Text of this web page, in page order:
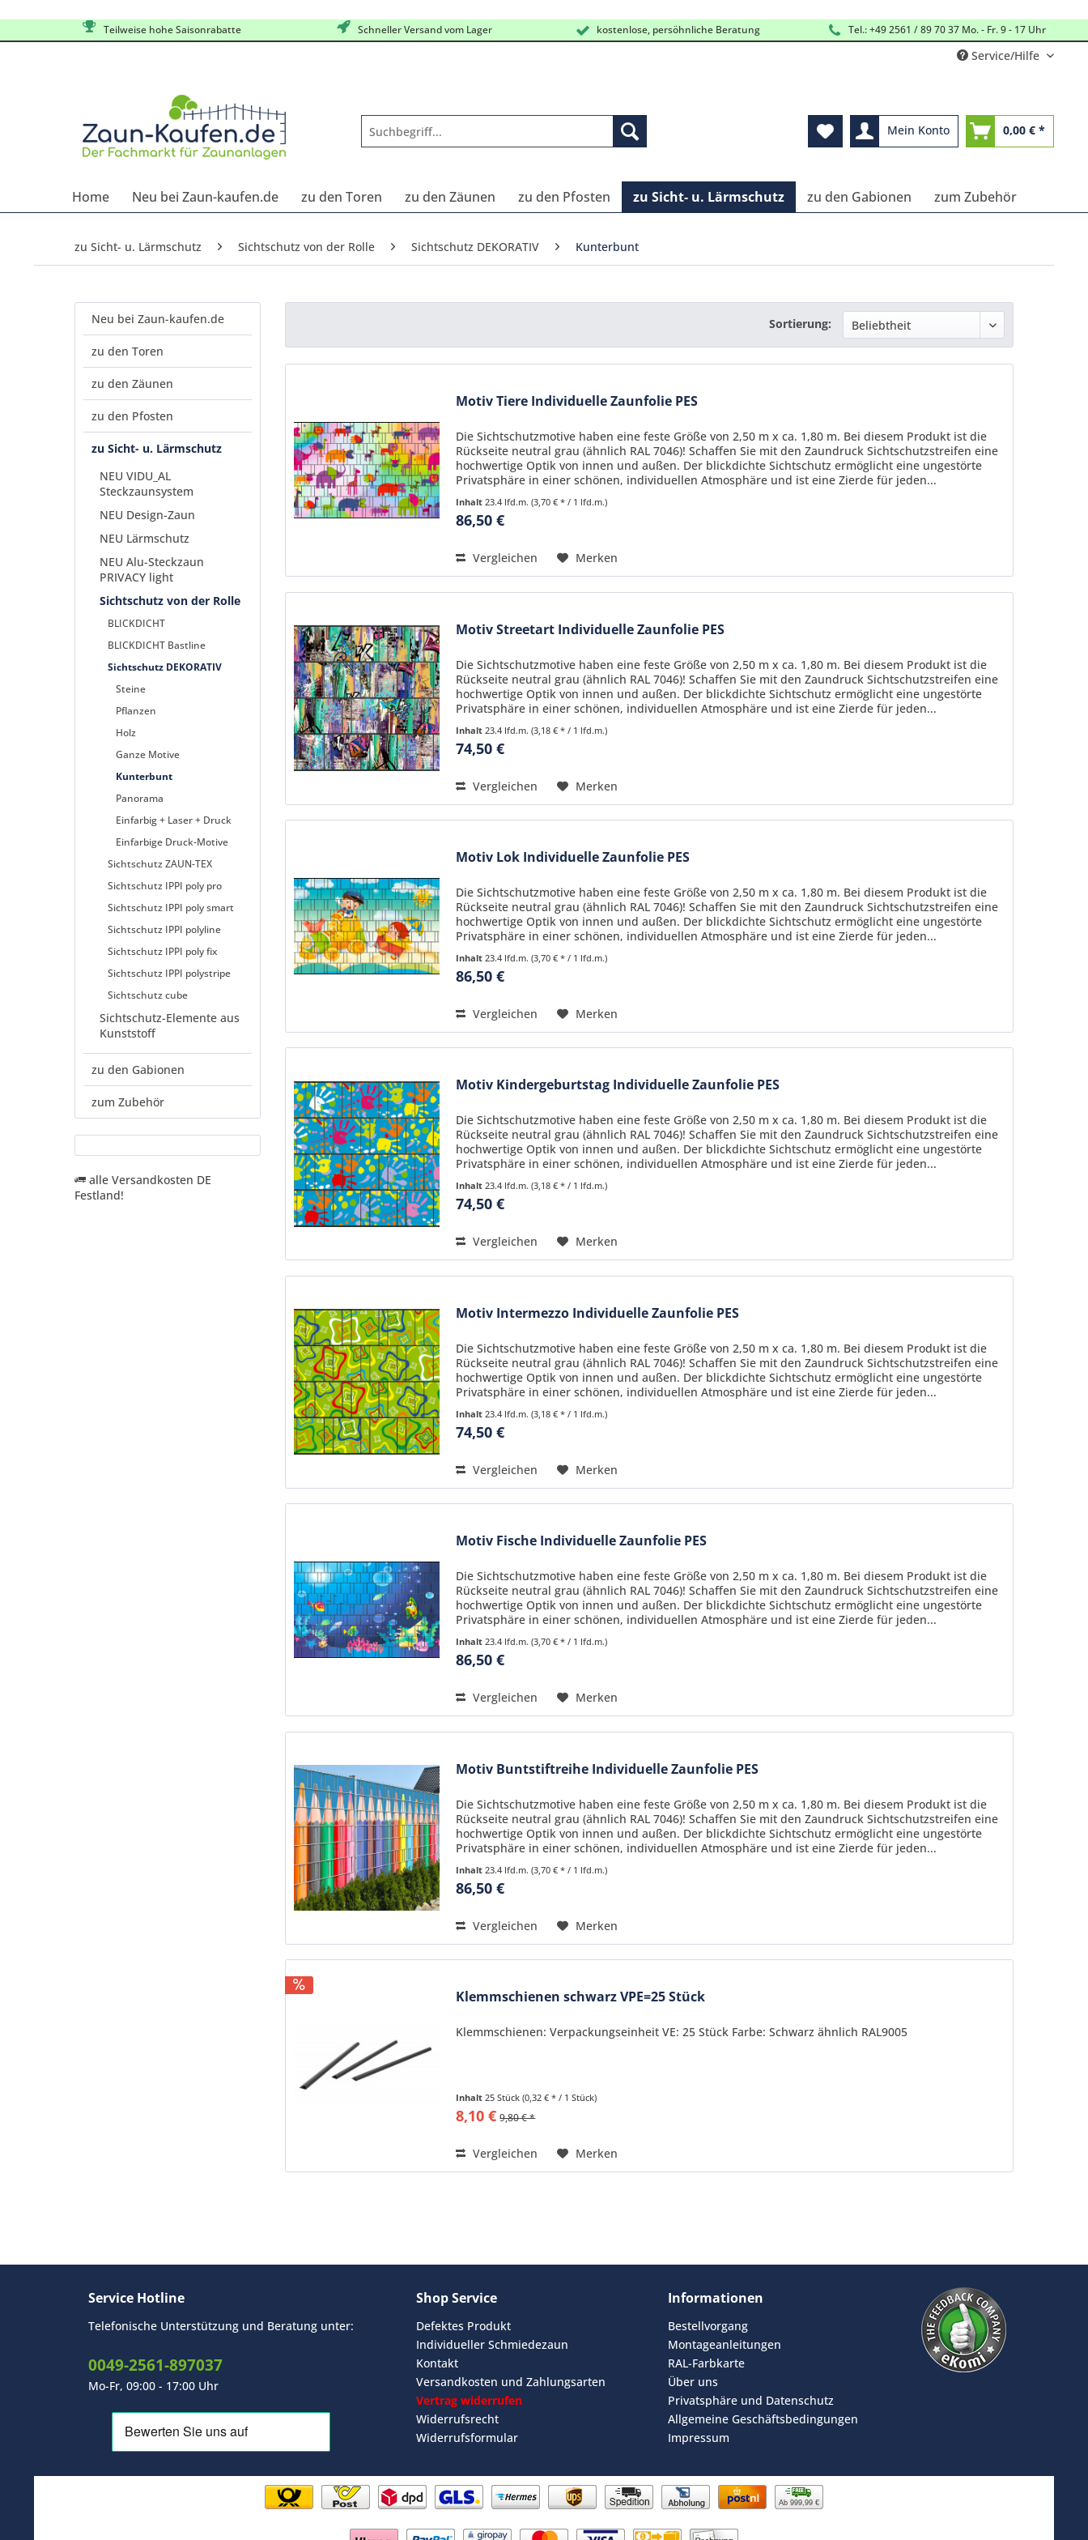
Teilweise hohe Saisonrabatte Schneller Versand vom Lager kostenlose, persöhnliche Beratung Tel.: +49 2561 / 89 70 37 Mo. - Fr. 9 - 17 Uhr
Service/Hilfe
Mein Konto 0,00 € *
Home Neu bei Zaun-kaufen.de zu den Toren zu den Zäunen zu den Pfosten zu Sicht- u. Lärmschutz zu den Gabionen zum Zubehör
zu Sicht- u. Lärmschutz Sichtschutz von der Rolle Sichtschutz DEKORATIV Kunterbunt
Neu bei Zaun-kaufen.de
zu den Toren
zu den Zäunen
zu den Pfosten
zu Sicht- u. Lärmschutz
NEU VIDU_AL
Steckzaunsystem
NEU Design-Zaun
NEU Lärmschutz
NEU Alu-Steckzaun
PRIVACY light
Sichtschutz von der Rolle
BLICKDICHT
BLICKDICHT Bastline
Sichtschutz DEKORATIV
Steine
Pflanzen
Holz
Ganze Motive
Kunterbunt
Panorama
Einfarbig + Laser + Druck
Einfarbige Druck-Motive
Sichtschutz ZAUN-TEX
Sichtschutz IPPI poly pro
Sichtschutz IPPI poly smart
Sichtschutz IPPI polyline
Sichtschutz IPPI poly fix
Sichtschutz IPPI polystripe
Sichtschutz cube
Sichtschutz-Elemente aus
Kunststoff
zu den Gabionen
zum Zubehör
alle Versandkosten DE
Festland!
Sortierung:
Motiv Tiere Individuelle Zaunfolie PES
Die Sichtschutzmotive haben eine feste Größe von 2,50 m x ca. 1,80 m. Bei diesem Produkt ist die
Rückseite neutral grau (ähnlich RAL 7046)! Schaffen Sie mit den Zaundruck Sichtschutzstreifen eine
hochwertige Optik von innen und außen. Der blickdichte Sichtschutz ermöglicht eine ungestörte
Privatsphäre in einer schönen, individuellen Atmosphäre und ist eine Zierde für jeden...
Inhalt23.4 lfd.m.(3,70 € * / 1 lfd.m.)
86,50 €
Vergleichen Merken
Motiv Streetart Individuelle Zaunfolie PES
Die Sichtschutzmotive haben eine feste Größe von 2,50 m x ca. 1,80 m. Bei diesem Produkt ist die
Rückseite neutral grau (ähnlich RAL 7046)! Schaffen Sie mit den Zaundruck Sichtschutzstreifen eine
hochwertige Optik von innen und außen. Der blickdichte Sichtschutz ermöglicht eine ungestörte
Privatsphäre in einer schönen, individuellen Atmosphäre und ist eine Zierde für jeden...
Inhalt 23.4 lfd.m.(3,18 € * / 1 lfd.m.)
74,50 €
Vergleichen Merken
Motiv Lok Individuelle Zaunfolie PES
Die Sichtschutzmotive haben eine feste Größe von 2,50 m x ca. 1,80 m. Bei diesem Produkt ist die
Rückseite neutral grau (ähnlich RAL 7046)! Schaffen Sie mit den Zaundruck Sichtschutzstreifen eine
hochwertige Optik von innen und außen. Der blickdichte Sichtschutz ermöglicht eine ungestörte
Privatsphäre in einer schönen, individuellen Atmosphäre und ist eine Zierde für jeden...
Inhalt23.4 lfd.m.(3,70 € * / 1 lfd.m.)
86,50 €
Vergleichen Merken
Motiv Kindergeburtstag Individuelle Zaunfolie PES
Die Sichtschutzmotive haben eine feste Größe von 2,50 m x ca. 1,80 m. Bei diesem Produkt ist die
Rückseite neutral grau (ähnlich RAL 7046)! Schaffen Sie mit den Zaundruck Sichtschutzstreifen eine
hochwertige Optik von innen und außen. Der blickdichte Sichtschutz ermöglicht eine ungestörte
Privatsphäre in einer schönen, individuellen Atmosphäre und ist eine Zierde für jeden...
Inhalt23.4 lfd.m.(3,18 € * / 1 lfd.m.)
74,50 €
Vergleichen Merken
Motiv Intermezzo Individuelle Zaunfolie PES
Die Sichtschutzmotive haben eine feste Größe von 2,50 m x ca. 1,80 m. Bei diesem Produkt ist die
Rückseite neutral grau (ähnlich RAL 7046)! Schaffen Sie mit den Zaundruck Sichtschutzstreifen eine
hochwertige Optik von innen und außen. Der blickdichte Sichtschutz ermöglicht eine ungestörte
Privatsphäre in einer schönen, individuellen Atmosphäre und ist eine Zierde für jeden...
Inhalt 23.4 lfd.m.(3,18 € * / 1 lfd.m.)
74,50 €
Vergleichen Merken
Motiv Fische Individuelle Zaunfolie PES
Die Sichtschutzmotive haben eine feste Größe von 2,50 m x ca. 1,80 m. Bei diesem Produkt ist die
Rückseite neutral grau (ähnlich RAL 7046)! Schaffen Sie mit den Zaundruck Sichtschutzstreifen eine
hochwertige Optik von innen und außen. Der blickdichte Sichtschutz ermöglicht eine ungestörte
Privatsphäre in einer schönen, individuellen Atmosphäre und ist eine Zierde für jeden...
Inhalt23.4 lfd.m.(3,70 € * / 1 lfd.m.)
86,50 €
Vergleichen Merken
Motiv Buntstiftreihe Individuelle Zaunfolie PES
Die Sichtschutzmotive haben eine feste Größe von 2,50 m x ca. 1,80 m. Bei diesem Produkt ist die
Rückseite neutral grau (ähnlich RAL 7046)! Schaffen Sie mit den Zaundruck Sichtschutzstreifen eine
hochwertige Optik von innen und außen. Der blickdichte Sichtschutz ermöglicht eine ungestörte
Privatsphäre in einer schönen, individuellen Atmosphäre und ist eine Zierde für jeden...
Inhalt 23.4 lfd.m.(3,70 € * / 1 lfd.m.)
86,50 €
Vergleichen Merken
Klemmschienen schwarz VPE=25 Stück
Klemmschienen: Verpackungseinheit VE: 25 Stück Farbe: Schwarz ähnlich RAL9005
Inhalt 25 Stück(0,32 € * / 1 Stück)
8,10 € 9,80 € *
Vergleichen Merken
Service Hotline
Telefonische Unterstützung und Beratung unter:
0049-2561-897037
Mo-Fr, 09:00 - 17:00 Uhr
Shop Service
Defektes Produkt
Individueller Schmiedezaun
Kontakt
Versandkosten und Zahlungsarten
Vertrag widerrufen
Widerrufsrecht
Widerrufsformular
Informationen
Bestellvorgang
Montageanleitungen
RAL-Farbkarte
Über uns
Privatsphäre und Datenschutz
Allgemeine Geschäftsbedingungen
Impressum
Ab 999,99 €